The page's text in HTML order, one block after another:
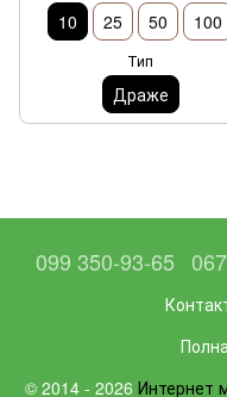
10 25 50 100
Тип
Драже
099 350-93-65
© 2014 - 2026 Интернет